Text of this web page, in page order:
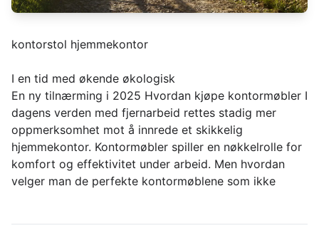
kontorstol hjemmekontor
I en tid med økende økologisk
En ny tilnærming i 2025 Hvordan kjøpe kontormøbler I
dagens verden med fjernarbeid rettes stadig mer
oppmerksomhet mot å innrede et skikkelig
hjemmekontor. Kontormøbler spiller en nøkkelrolle for
komfort og effektivitet under arbeid. Men hvordan
velger man de perfekte kontormøblene som ikke